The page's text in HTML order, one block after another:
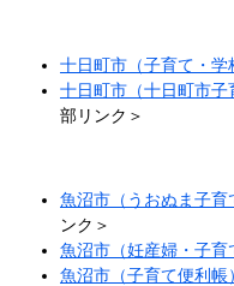
十日町市（子育て・学
十日町市（十日町市子
部リンク＞
魚沼市（うおぬま子
ンク＞
魚沼市（妊産婦・子育
魚沼市（子育て便利帳）